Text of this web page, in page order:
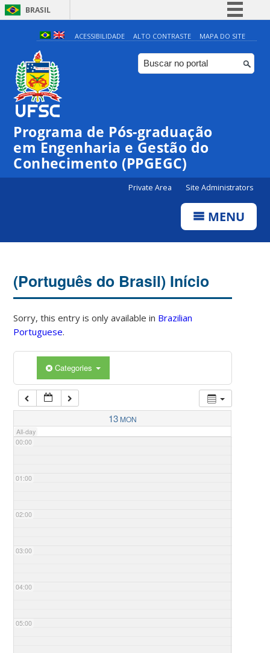
BRASIL
Simplifique!
Comunica BR
Participe
Canais
ACESSIBILIDADE ALTO CONTRASTE MAPA DO SITE
Programa de Pós-graduação
em Engenharia e Gestão do
Conhecimento (PPGEGC)
Private Area Site Administrators
MENU
(Português do Brasil) Início
Sorry, this entry is only available in Brazilian
Portuguese.
Categories
13 MON
All-day
00:00
01:00
02:00
03:00
04:00
05:00